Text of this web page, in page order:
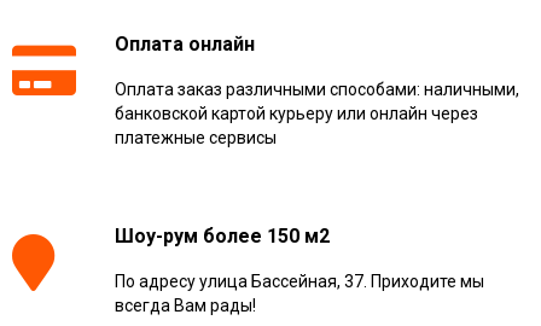
Оплата онлайн
Оплата заказ различными способами: наличными,
банковской картой курьеру или онлайн через
платежные сервисы
Шоу-рум более 150 м2
По адресу улица Бассейная, 37. Приходите мы
всегда Вам рады!